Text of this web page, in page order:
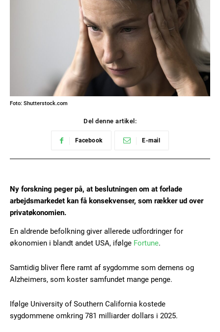
Foto: Shutterstock.com
Del denne artikel:
Facebook E-mail
Ny forskning peger på, at beslutningen om at forlade
arbejdsmarkedet kan få konsekvenser, som rækker ud over
privatøkonomien.
En aldrende befolkning giver allerede udfordringer for
økonomien i blandt andet USA, ifølge Fortune.
Samtidig bliver flere ramt af sygdomme som demens og
Alzheimers, som koster samfundet mange penge.
Ifølge University of Southern California kostede
sygdommene omkring 781 milliarder dollars i 2025.